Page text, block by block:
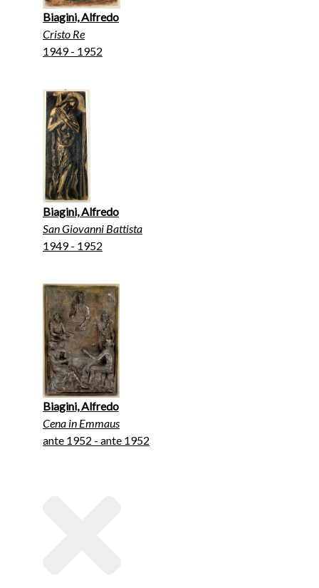
Biagini, Alfredo
Cristo Re
1949 - 1952
Biagini, Alfredo
San Giovanni Battista
1949 - 1952
Biagini, Alfredo
Cena in Emmaus
ante 1952 - ante 1952